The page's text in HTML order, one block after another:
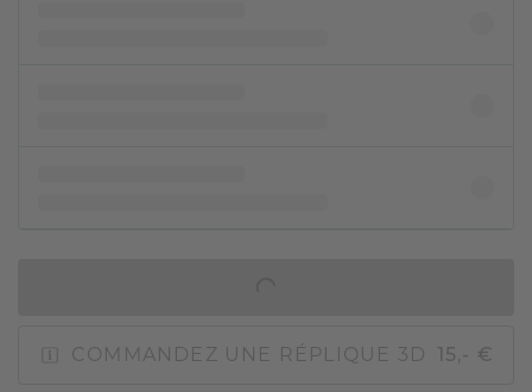
COMMANDEZ UNE RÉPLIQUE 3D 15,- €